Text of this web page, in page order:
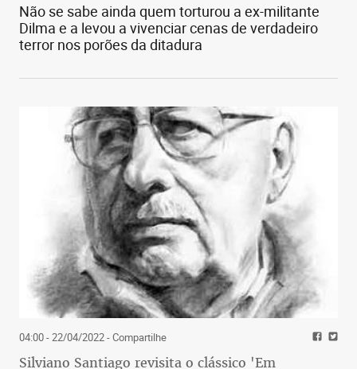
Não se sabe ainda quem torturou a ex-militante
Dilma e a levou a vivenciar cenas de verdadeiro
terror nos porões da ditadura
04:00 - 22/04/2022- Compartilhe
Silviano Santiago revisita o clássico 'Em